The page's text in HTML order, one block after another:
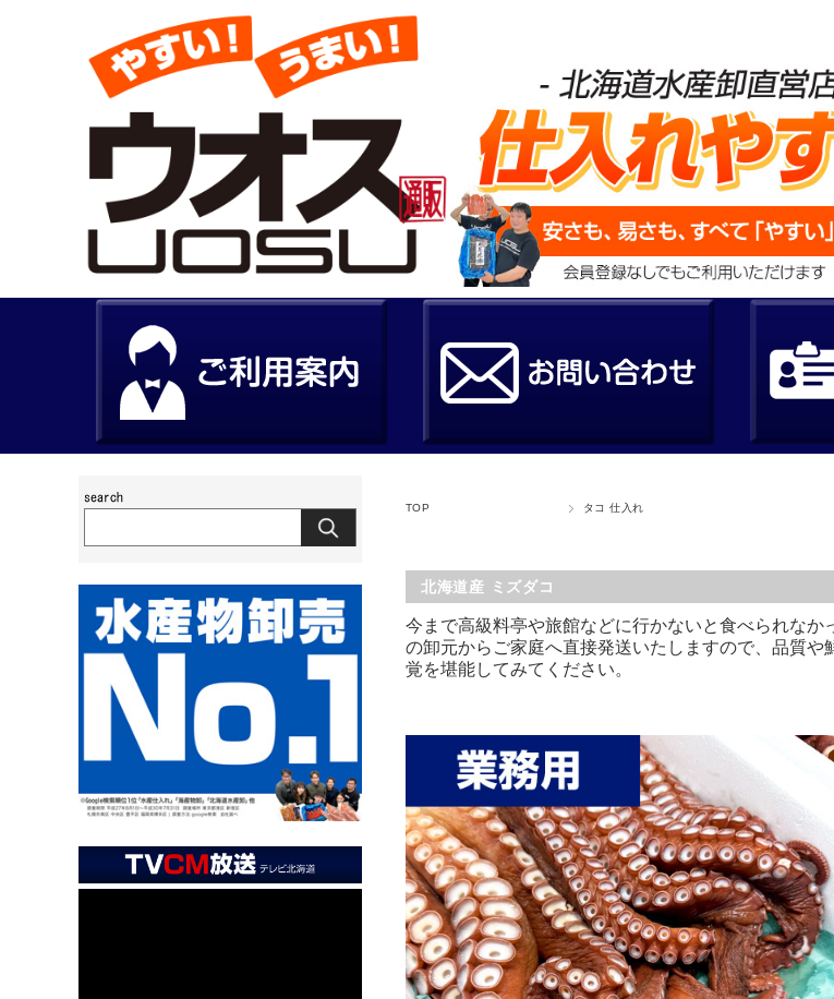
TOP タコ 仕入れ
北海道産 ミズダコ
今まで高級料亭や旅館などに行かないと食べられな
の卸元からご家庭へ直接発送いたしますので、品質
覚を堪能してみてください。